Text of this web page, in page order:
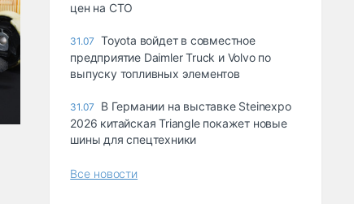
цен на СТО
31.07
Toyota войдет в совместное
предприятие Daimler Truck и Volvo по
выпуску топливных элементов
31.07
В Германии на выставке Steinexpo
2026 китайская Triangle покажет новые
шины для спецтехники
Все новости